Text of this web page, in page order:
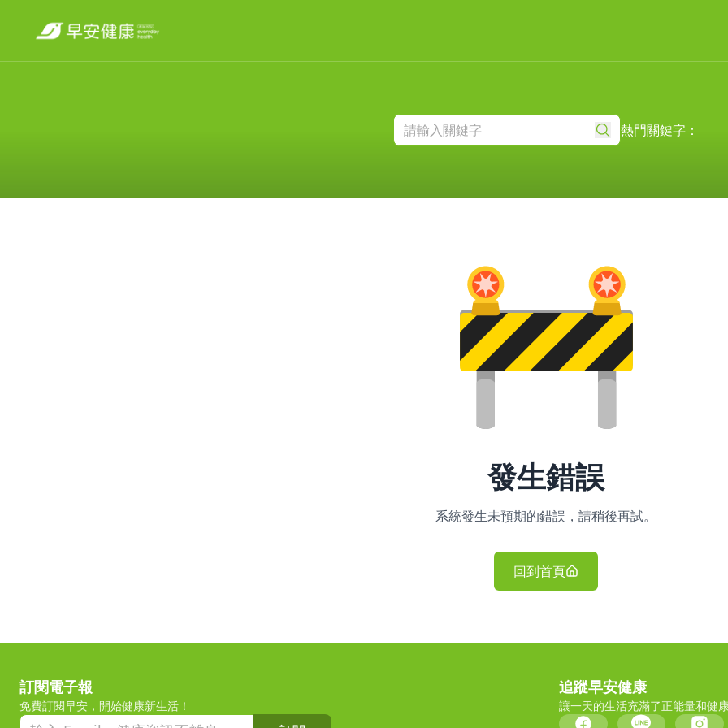
熱門關鍵字：
發生錯誤
系統發生未預期的錯誤，請稍後再試。
回到首頁
訂閱電子報
免費訂閱早安，開始健康新生活！
追蹤早安健康
讓一天的生活充滿了正能量和健